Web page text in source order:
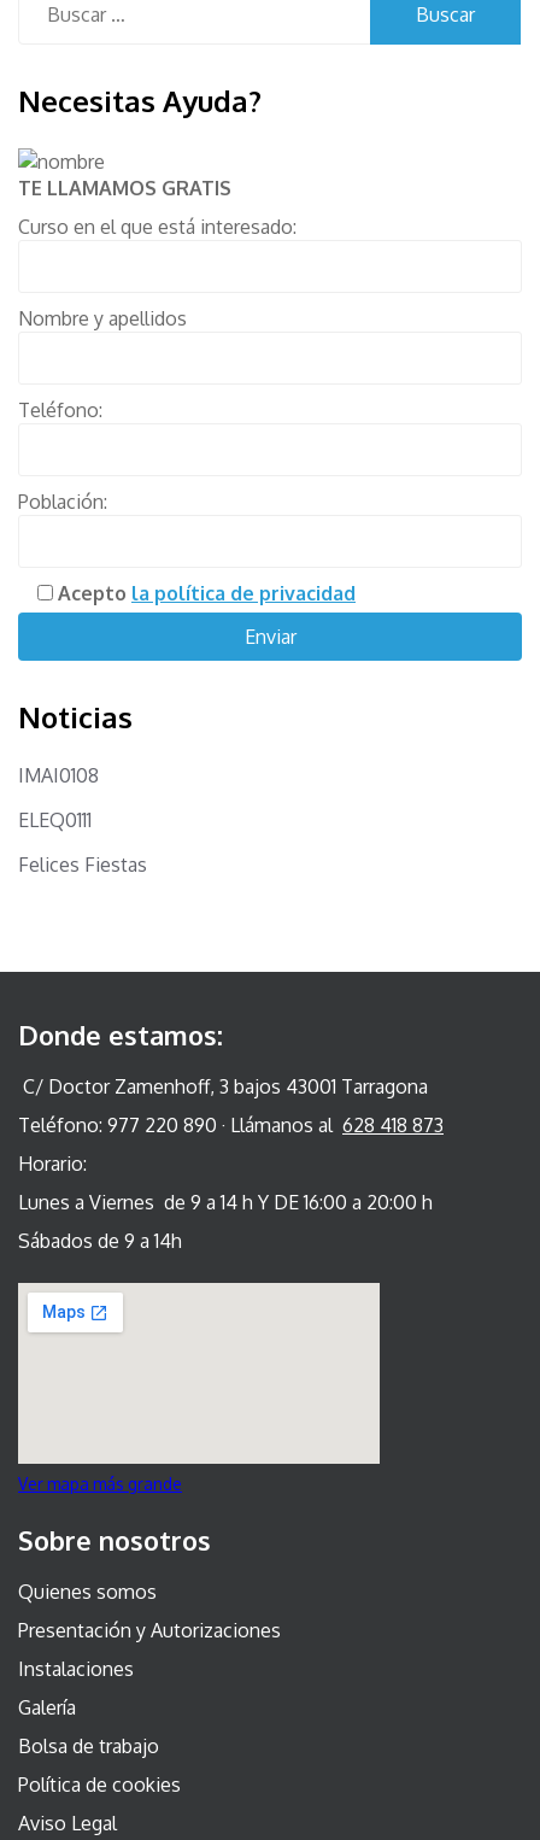
Necesitas Ayuda?
TE LLAMAMOS GRATIS
Curso en el que está interesado:
Nombre y apellidos
Teléfono:
Población:
Acepto la política de privacidad
Noticias
IMAI0108
ELEQ0111
Felices Fiestas
Donde estamos:
C/ Doctor Zamenhoff, 3 bajos 43001 Tarragona
Teléfono: 977 220 890 · Llámanos al 628 418 873
Horario:
Lunes a Viernes de 9 a 14 h Y DE 16:00 a 20:00 h
Sábados de 9 a 14h
Ver mapa más grande
Sobre nosotros
Quienes somos
Presentación y Autorizaciones
Instalaciones
Galería
Bolsa de trabajo
Política de cookies
Aviso Legal